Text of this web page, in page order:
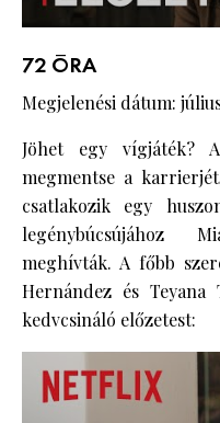
72 ÓRA
Megjelenési dátum:
Jöhet egy vígjáték?
megmentse a
csatlakozik egy
legénybúcsújához
meghívták. A főbb
Hernández és
kedvcsináló előzetest: